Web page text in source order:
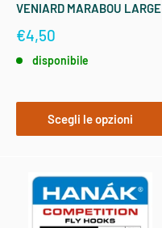
VENIARD MARABOU LARGE
€4,50
disponibile
Scegli le opzioni